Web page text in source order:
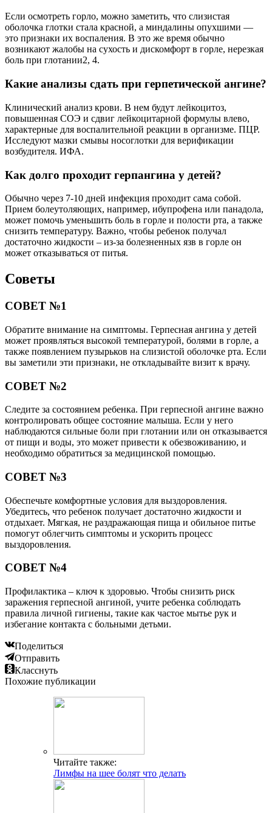
Если осмотреть горло, можно заметить, что слизистая
оболочка глотки стала красной, а миндалины опухшими —
это признаки их воспаления. В это же время обычно
возникают жалобы на сухость и дискомфорт в горле, нерезкая
боль при глотании2, 4.
Какие анализы сдать при герпетической ангине?
Клинический анализ крови. В нем будут лейкоцитоз,
повышенная СОЭ и сдвиг лейкоцитарной формулы влево,
характерные для воспалительной реакции в организме. ПЦР.
Исследуют мазки смывы носоглотки для верификации
возбудителя. ИФА.
Как долго проходит герпангина у детей?
Обычно через 7-10 дней инфекция проходит сама собой.
Прием болеутоляющих, например, ибупрофена или панадола,
может помочь уменьшить боль в горле и полости рта, а также
снизить температуру. Важно, чтобы ребенок получал
достаточно жидкости – из-за болезненных язв в горле он
может отказываться от питья.
Советы
СОВЕТ №1
Обратите внимание на симптомы. Герпесная ангина у детей
может проявляться высокой температурой, болями в горле, а
также появлением пузырьков на слизистой оболочке рта. Если
вы заметили эти признаки, не откладывайте визит к врачу.
СОВЕТ №2
Следите за состоянием ребенка. При герпесной ангине важно
контролировать общее состояние малыша. Если у него
наблюдаются сильные боли при глотании или он отказывается
от пищи и воды, это может привести к обезвоживанию, и
необходимо обратиться за медицинской помощью.
СОВЕТ №3
Обеспечьте комфортные условия для выздоровления.
Убедитесь, что ребенок получает достаточно жидкости и
отдыхает. Мягкая, не раздражающая пища и обильное питье
помогут облегчить симптомы и ускорить процесс
выздоровления.
СОВЕТ №4
Профилактика – ключ к здоровью. Чтобы снизить риск
заражения герпесной ангиной, учите ребенка соблюдать
правила личной гигиены, такие как частое мытье рук и
избегание контакта с больными детьми.
Поделиться
Отправить
Класснуть
Похожие публикации
Читайте также:
Лимфы на шее болят что делать